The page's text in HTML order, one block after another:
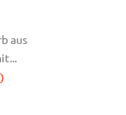
aus